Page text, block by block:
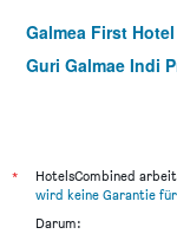
Galmea First Hotel
Guri Galmae Indi
*
HotelsCombined
wird keine Garantie
Darum: